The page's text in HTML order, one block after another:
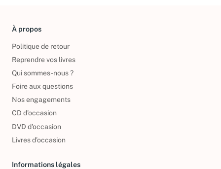
À propos
Politique de retour
Reprendre vos livres
Qui sommes-nous ?
Foire aux questions
Nos engagements
CD d'occasion
DVD d'occasion
Livres d’occasion
Informations légales